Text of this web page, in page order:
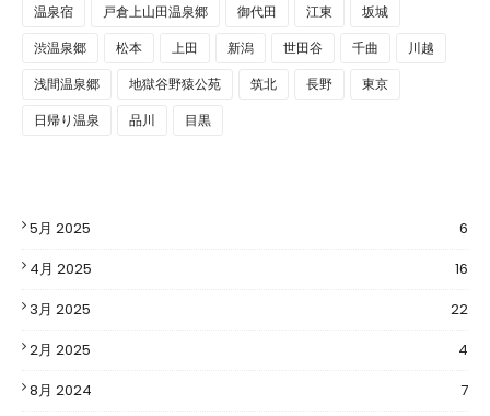
温泉宿
戸倉上山田温泉郷 御代田 江東
坂城
渋温泉郷
松本 上田 新潟 世田谷 千曲
川越
浅間温泉郷
地獄谷野猿公苑 筑北 長野
東京
日帰り温泉
品川 目黒
5月 2025
6
4月 2025
16
3月 2025
22
2月 2025
4
8月 2024
7